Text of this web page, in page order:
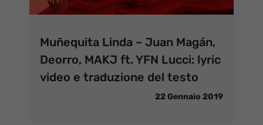
Muñequita Linda – Juan Magán,
Deorro, MAKJ ft. YFN Lucci: lyric
video e traduzione del testo
22 Gennaio 2019